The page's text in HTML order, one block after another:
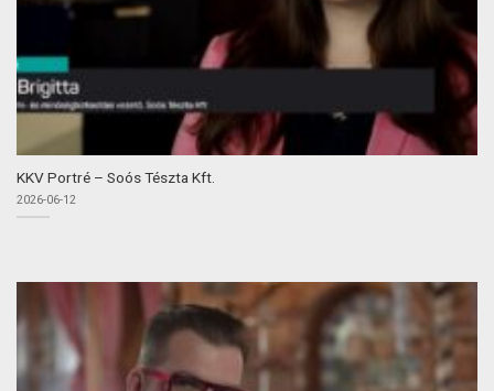
KKV Portré – Soós Tészta Kft.
2026-06-12